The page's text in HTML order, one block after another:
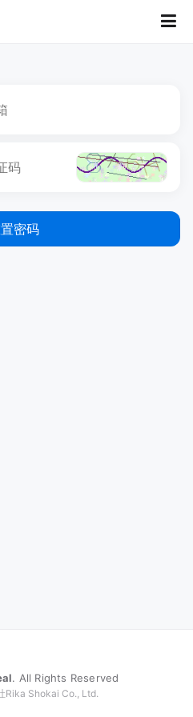
密码
. All Rights Reserved
Rika Shokai Co., Ltd.